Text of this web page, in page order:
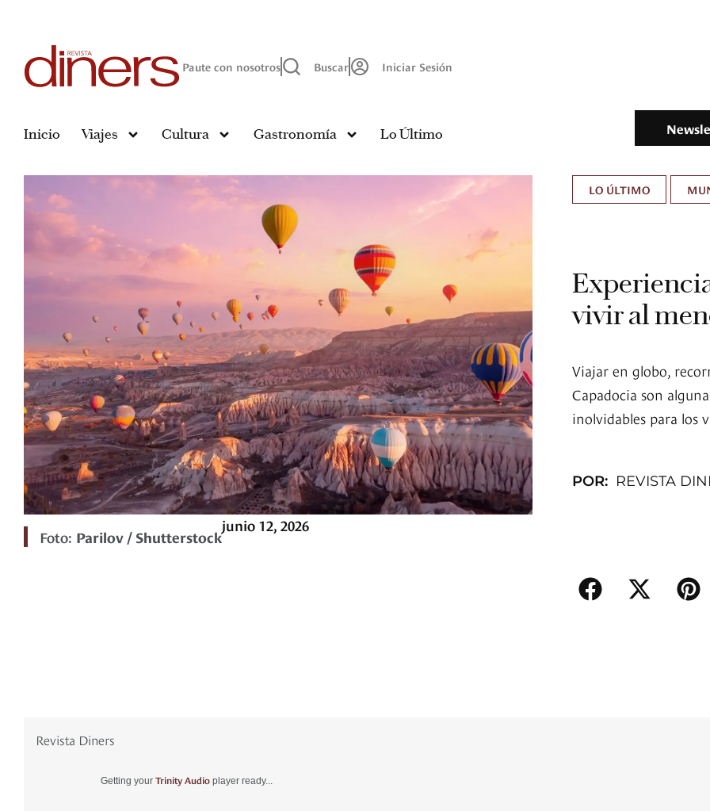
Paute con nosotros Buscar Iniciar Sesión
Inicio Viajes Cultura Gastronomía Lo Último
Foto: Parilov / Shutterstock
junio 12, 2026
LO ÚLTIMO
vivir al
Viajar en globo,
Capadocia son
inolvidables para los
POR: REVISTA
Revista Diners
Getting your Trinity Audio player ready...